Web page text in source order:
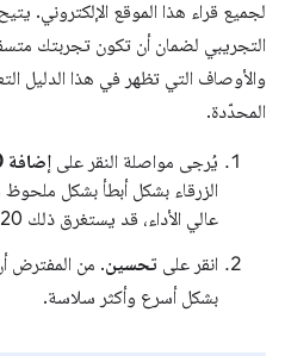
لجميع قراء هذا الموقع الإلكتروني.
التجريبي لضمان أن تكون تجربتك
والأوصاف التي تظهر في هذا الدليل
المحدّدة.
يُرجى مواصلة النقر على إضافة 10
الزرقاء بشكل أبطأ بشكل
عالي الأداء، قد يستغرق ذلك 20 نقرة تقريبًا.
انقر على تحسين. من المفترض
بشكل أسرع وأكثر سلاسة.